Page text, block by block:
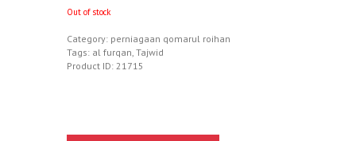
Out of stock
Category: perniagaan qomarul roihan
Tags: al furqan, Tajwid
Product ID: 21715